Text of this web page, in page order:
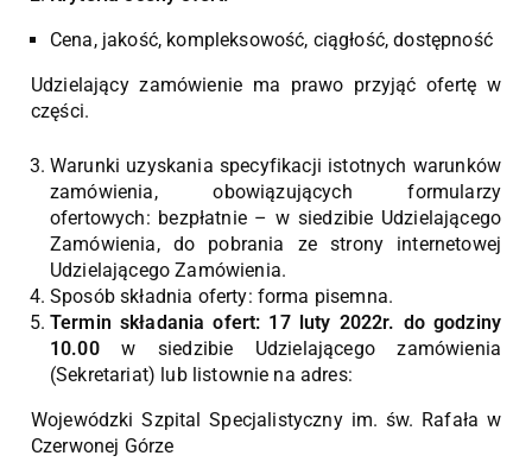
Cena, jakość, kompleksowość, ciągłość, dostępność
Udzielający zamówienie ma prawo przyjąć ofertę w
części.
Warunki uzyskania specyfikacji istotnych warunków
zamówienia, obowiązujących formularzy
ofertowych: bezpłatnie – w siedzibie Udzielającego
Zamówienia, do pobrania ze strony internetowej
Udzielającego Zamówienia.
Sposób składnia oferty: forma pisemna.
Termin składania ofert: 17 luty 2022r. do godziny
10.00w siedzibie Udzielającego zamówienia
(Sekretariat) lub listownie na adres:
Wojewódzki Szpital Specjalistyczny im. św. Rafała w
Czerwonej Górze